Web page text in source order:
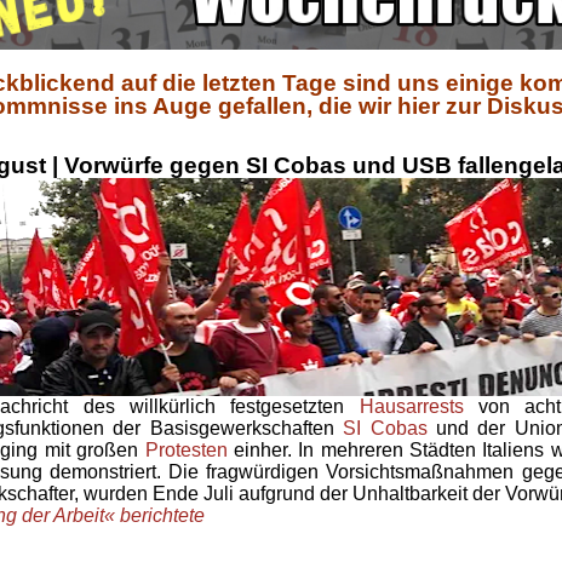
auf die letzten Tage sind uns einige
ins Auge gefallen, die wir hier zur
| Vorwürfe gegen SI Cobas und USB
des willkürlich festgesetzten Hausarrestsvon acht
der Basisgewerkschaften SI Cobasund der
mit großen Protesten einher. In mehreren Städten Italiens
demonstriert. Die fragwürdigen Vorsichtsmaßnahmen
wurden Ende Juli aufgrund der Unhaltbarkeit der
der Arbeit« berichtete